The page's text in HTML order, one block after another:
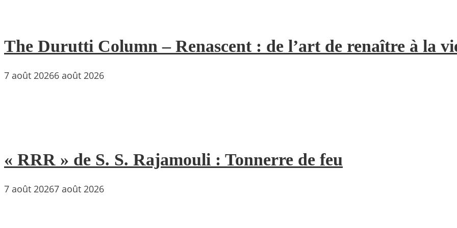
The Durutti Column – Renascent : de l’art de renaître à la
7 août 20266 août 2026
« RRR » de S. S. Rajamouli : Tonnerre de feu
7 août 20267 août 2026